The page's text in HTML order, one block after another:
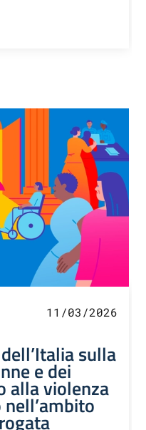
11/03/2026
sulla
e dei
alla violenza